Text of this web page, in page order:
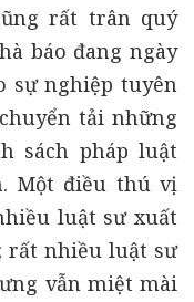
rất trân quý
báo đang ngày
sự nghiệp tuyên
tải những
sách pháp luật
Một điều thú vị
luật sư xuất
rất nhiều luật sư
vẫn miệt mài